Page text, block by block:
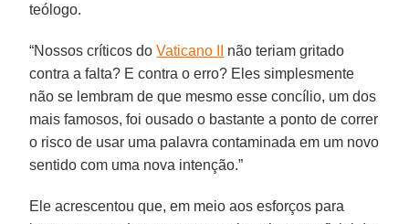
teólogo.
“Nossos críticos doVaticano II
não teriam gritado
contra a falta? E contra o erro? Eles simplesmente
não se lembram de que mesmo esse concílio, um dos
mais famosos, foi ousado o bastante a ponto de correr
o risco de usar uma palavra contaminada em um novo
sentido com uma nova intenção.”
Ele acrescentou que, em meio aos esforços para